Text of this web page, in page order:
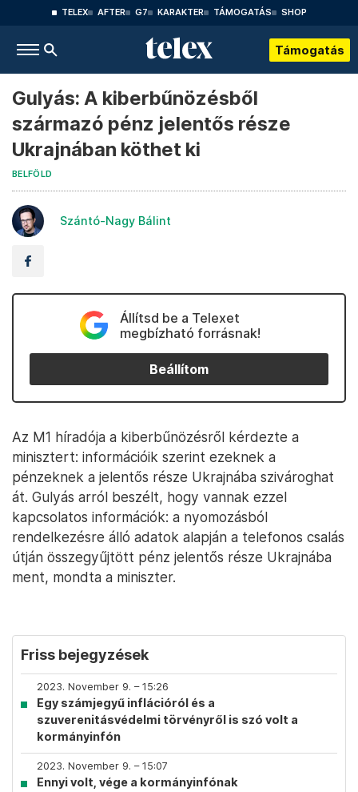
TELEX AFTER G7 KARAKTER TÁMOGATÁS SHOP
Támogatás
Gulyás: A kiberbűnözésből
származó pénz jelentős része
Ukrajnában köthet ki
BELFÖLD
Szántó-Nagy Bálint
Állítsd be a Telexet
megbízható forrásnak!
Beállítom
Az M1 híradója a kiberbűnözésről kérdezte a
minisztert: információik szerint ezeknek a
pénzeknek a jelentős része Ukrajnába szivároghat
át. Gulyás arról beszélt, hogy vannak ezzel
kapcsolatos információk: a nyomozásból
rendelkezésre álló adatok alapján a telefonos csalás
útján összegyűjtött pénz jelentős része Ukrajnába
ment, mondta a miniszter.
Friss bejegyzések
2023. November 9. – 15:26
Egy számjegyű inflációról és a
szuverenitásvédelmi törvényről is szó volt a
kormányinfón
2023. November 9. – 15:07
Ennyi volt, vége a kormányinfónak